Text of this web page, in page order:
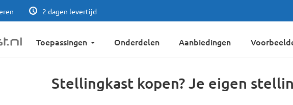
2 dagen levertijd
Toepassingen Onderdelen Aanbiedingen
Stellingkast kopen? Je eigen